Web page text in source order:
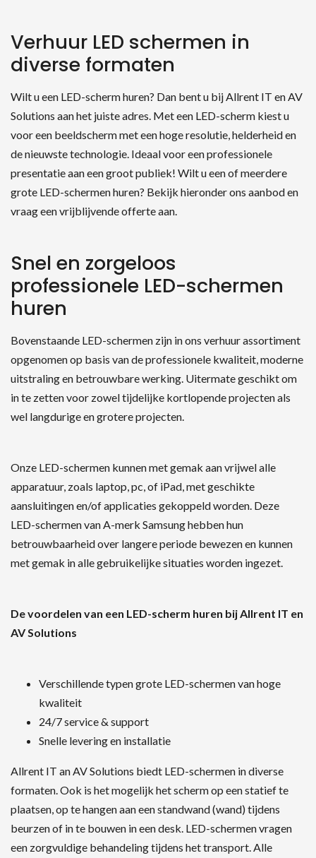
Verhuur LED schermen in
diverse formaten
Wilt u een LED-scherm huren? Dan bent u bij Allrent IT en AV
Solutions aan het juiste adres. Met een LED-scherm kiest u
voor een beeldscherm met een hoge resolutie, helderheid en
de nieuwste technologie. Ideaal voor een professionele
presentatie aan een groot publiek! Wilt u een of meerdere
grote LED-schermen huren? Bekijk hieronder ons aanbod en
vraag een vrijblijvende offerte aan.
Snel en zorgeloos
professionele LED-schermen
huren
Bovenstaande LED-schermen zijn in ons verhuur assortiment
opgenomen op basis van de professionele kwaliteit, moderne
uitstraling en betrouwbare werking. Uitermate geschikt om
in te zetten voor zowel tijdelijke kortlopende projecten als
wel langdurige en grotere projecten.
Onze LED-schermen kunnen met gemak aan vrijwel alle
apparatuur, zoals laptop, pc, of iPad, met geschikte
aansluitingen en/of applicaties gekoppeld worden. Deze
LED-schermen van A-merk Samsung hebben hun
betrouwbaarheid over langere periode bewezen en kunnen
met gemak in alle gebruikelijke situaties worden ingezet.
De voordelen van een LED-scherm huren bij Allrent IT en
AV Solutions
Verschillende typen grote LED-schermen van hoge
kwaliteit
24/7 service & support
Snelle levering en installatie
Allrent IT an AV Solutions biedt LED-schermen in diverse
formaten. Ook is het mogelijk het scherm op een statief te
plaatsen, op te hangen aan een standwand (wand) tijdens
beurzen of in te bouwen in een desk. LED-schermen vragen
een zorgvuldige behandeling tijdens het transport. Alle
Zoeken naar producten